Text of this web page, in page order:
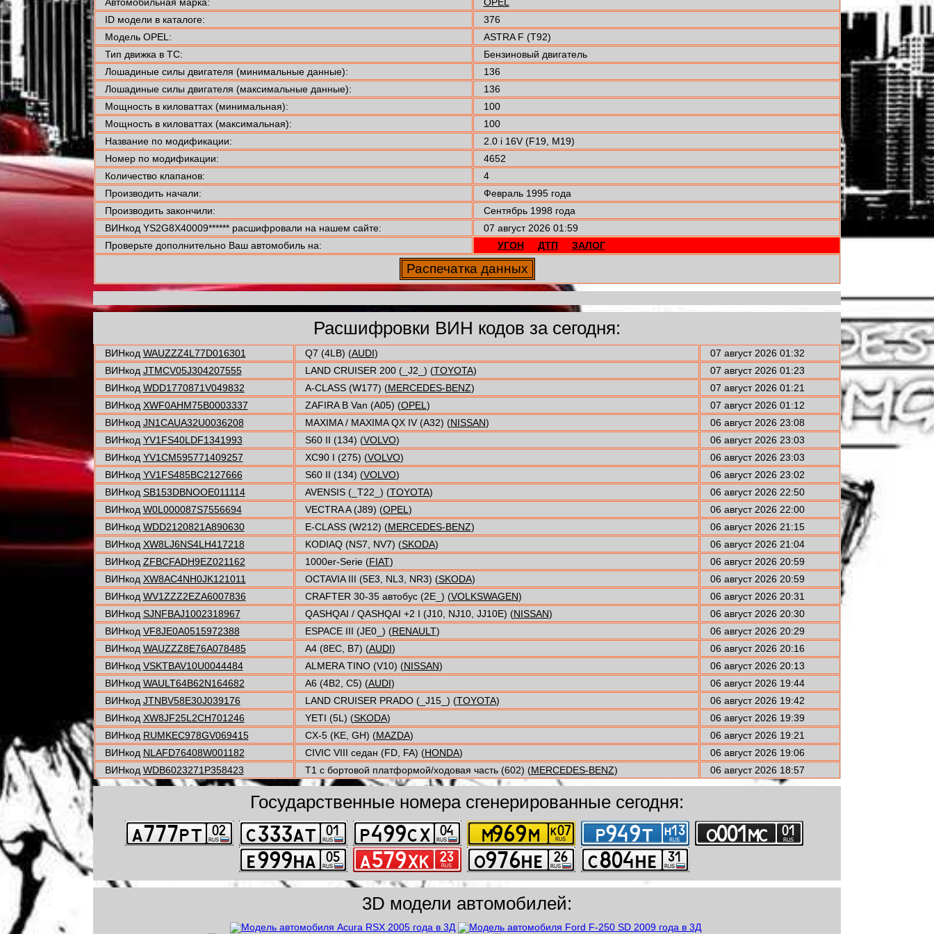
ID модели в каталоге:
376
Модель OPEL:
ASTRA F (T92)
Тип движка в ТС:
Бензиновый двигатель
Лошадиные силы двигателя (минимальные данные):
136
Лошадиные силы двигателя (максимальные данные):
136
Мощность в киловаттах (минимальная):
100
Мощность в киловаттах (максимальная):
100
Название по модификации:
2.0 i 16V (F19, M19)
Номер по модификации:
4652
Количество клапанов:
4
Производить начали:
Февраль 1995 года
Производить закончили:
Сентябрь 1998 года
ВИНкод YS2G8X40009****** расшифровали на нашем сайте:
07 август 2026 01:59
Проверьте дополнительно Ваш автомобиль на:
УГОН ДТП ЗАЛОГ
Расшифровки ВИН кодов за сегодня:
ВИНкод WAUZZZ4L77D016301 Q7 (4LB) (AUDI)
07 август 2026 01:32
ВИНкод JTMCV05J304207555 LAND CRUISER 200 (_J2_) (TOYOTA)
07 август 2026 01:23
ВИНкод WDD1770871V049832 A-CLASS (W177) (MERCEDES-BENZ)
07 август 2026 01:21
ВИНкод XWF0AHM75B0003337 ZAFIRA B Van (A05) (OPEL )
07 август 2026 01:12
ВИНкод JN1CAUA32U0036208 MAXIMA / MAXIMA QX IV (A32) (NISSAN)
06 август 2026 23:08
ВИНкод YV1FS40LDF1341993 S60 II (134) (VOLVO)
06 август 2026 23:03
ВИНкод YV1CM595771409257 XC90 I (275) (VOLVO)
06 август 2026 23:03
ВИНкод YV1FS485BC2127666 S60 II (134) (VOLVO)
06 август 2026 23:02
ВИНкод SB153DBNOOE011114 AVENSIS (_T22_) (TOYOTA)
06 август 2026 22:50
ВИНкод W0L000087S7556694 VECTRA A (J89) (OPEL )
06 август 2026 22:00
ВИНкод WDD2120821A890630 E-CLASS (W212) (MERCEDES-BENZ)
06 август 2026 21:15
ВИНкод XW8LJ6NS4LH417218 KODIAQ (NS7, NV7) (SKODA)
06 август 2026 21:04
ВИНкод ZFBCFADH9EZ021162 1000er-Serie (FIAT)
06 август 2026 20:59
ВИНкод XW8AC4NH0JK121011 OCTAVIA III (5E3, NL3, NR3) (SKODA)
06 август 2026 20:59
ВИНкод WV1ZZZ2EZA6007836 CRAFTER 30-35 автобус (2E_) (VOLKSWAGEN)
06 август 2026 20:31
ВИНкод SJNFBAJ1002318967 QASHQAI / QASHQAI +2 I (J10, NJ10, JJ10E) (NISSAN)
06 август 2026 20:30
ВИНкод VF8JE0A0515972388 ESPACE III (JE0_) (RENAULT)
06 август 2026 20:29
ВИНкод WAUZZZ8E76A078485 A4 (8EC, B7) (AUDI)
06 август 2026 20:16
ВИНкод VSKTBAV10U0044484 ALMERA TINO (V10) (NISSAN)
06 август 2026 20:13
ВИНкод WAULT64B62N164682 A6 (4B2, C5) (AUDI)
06 август 2026 19:44
ВИНкод JTNBV58E30J039176 LAND CRUISER PRADO (_J15_) (TOYOTA)
06 август 2026 19:42
ВИНкод XW8JF25L2CH701246 YETI (5L) (SKODA)
06 август 2026 19:39
ВИНкод RUMKEC978GV069415 CX-5 (KE, GH) (MAZDA)
06 август 2026 19:21
ВИНкод NLAFD76408W001182 CIVIC VIII седан (FD, FA) (HONDA)
06 август 2026 19:06
ВИНкод WDB6023271P358423 T1 c бортовой платформой/ходовая часть (602) (MERCEDES-BENZ) 06 август 2026 18:57
Государственные номера сгенерированные сегодня:
3D модели автомобилей: